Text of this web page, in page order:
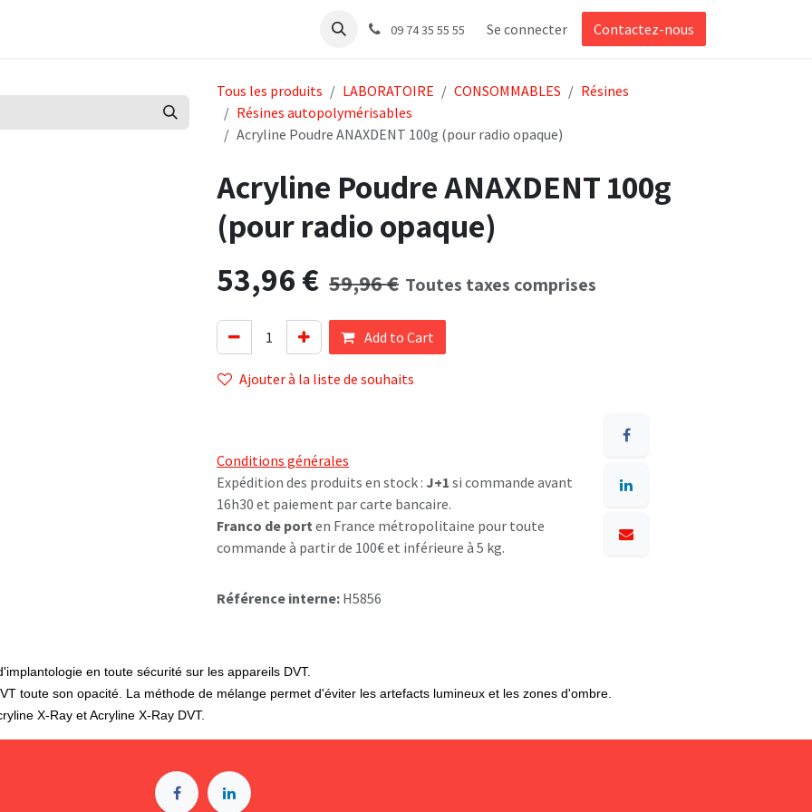
Support09 74 35 55 55 Se connecter Contactez-nous
Tous les produits LABORATOIRE CONSOMMABLES
Résines
Résines autopolymérisables
Acryline Poudre ANAXDENT 100g (pour radio opaque)
Acryline Poudre ANAXDENT 100g
(pour radio opaque)
53,96€ 59,96€ Toutes taxes comprises
Add to Cart
Ajouter à la liste de souhaits
Conditions générales
Expédition des produits en stock : J+1 si commande avant
16h30 et paiement par carte bancaire.
Franco de port en France métropolitaine pour toute
commande à partir de 100€ et inférieure à 5 kg.
Référence interne: H5856
en toute sécurité sur les appareils DVT.
toute son opacité. La méthode de mélange permet d'éviter les artefacts lumineux et les zones d'ombre.
X-Ray et Acryline X-Ray DVT.